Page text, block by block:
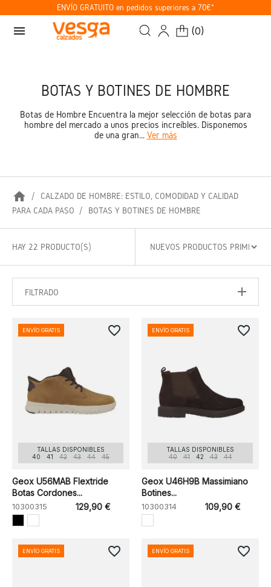
ENVÍO GRATUITO en pedidos superiores a 70€*
menu (0)
BOTAS Y BOTINES DE HOMBRE
Botas de Hombre Encuentra la mejor selección de botas para
hombre del mercado a unos precios increíbles. Disponemos
de una gran... Ver más
home
CALZADO DE HOMBRE: ESTILO, COMODIDAD Y CALIDAD
PARA CADA PASO
BOTAS Y BOTINES DE HOMBRE
HAY 22 PRODUCTO(S)
FILTRADO
TALLAS DISPONIBLES
40
41 42 43 44 45
Geox U56MAB Flextride
Botas Cordones...
10300315 129,90 €
ENVÍO GRATIS favorite_border
TALLAS DISPONIBLES
40
41 42 43 44
Geox U46H9B Massimiano
Botines...
10300314 109,90 €
ENVÍO GRATIS favorite_border
ENVÍO GRATIS favorite_border ENVÍO GRATIS favorite_border